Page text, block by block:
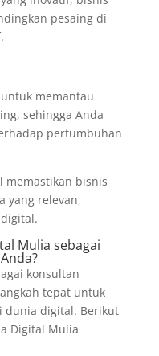
pesaing di
memantau
sehingga Anda
pertumbuhan
memastikan bisnis
yang relevan,
Mulia sebagai
konsultan
tepat untuk
dunia digital. Berikut
Digital Mulia